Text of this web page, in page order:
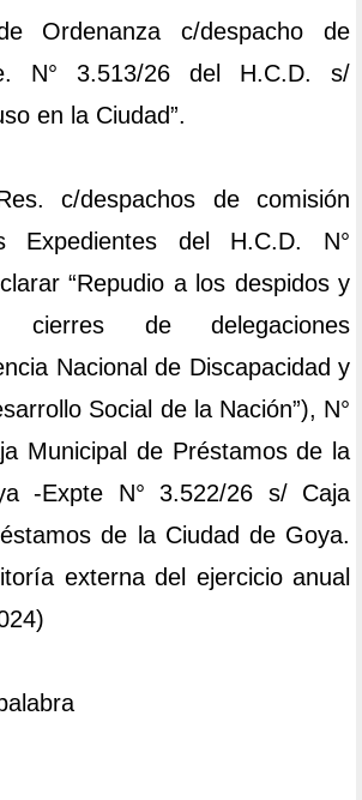
Ordenanza c/despacho de
N° 3.513/26 del H.C.D. s/
en la Ciudad”.
c/despachos de comisión
Expedientes del H.C.D. N°
“Repudio a los despidos y
cierres de delegaciones
Nacional de Discapacidad y
Social de la Nación”), N°
Municipal de Préstamos de la
-Expte N° 3.522/26 s/ Caja
de la Ciudad de Goya.
externa del ejercicio anual